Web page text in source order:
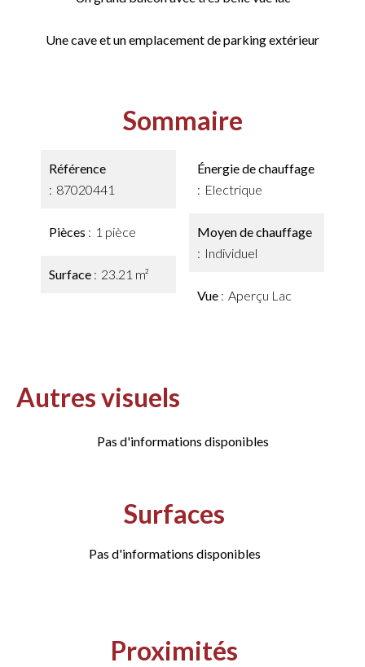
Une cave et un emplacement de parking extérieur
Sommaire
Référence
87020441
Pièces 1 pièce
Surface 23.21 m²
Énergie de chauffage
Electrique
Moyen de chauffage
Individuel
Vue Aperçu Lac
Autres visuels
Pas d'informations disponibles
Surfaces
Pas d'informations disponibles
Proximités